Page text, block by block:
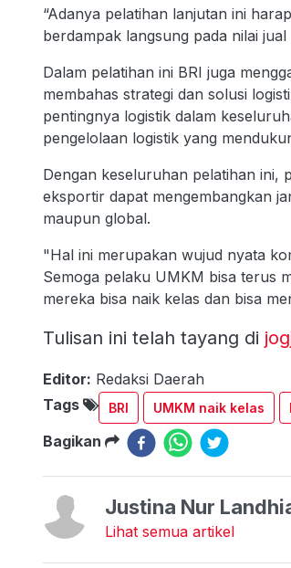
“Adanya pelatihan lanjutan ini
berdampak langsung pada nilai
Dalam pelatihan ini BRI juga
membahas strategi dan solusi
pentingnya logistik dalam
pengelolaan logistik yang
Dengan keseluruhan pelatihan ini,
eksportir dapat mengembangkan
maupun global.
"Hal ini merupakan wujud nyata
Semoga pelaku UMKM bisa terus
mereka bisa naik kelas dan bisa
Tulisan ini telah tayang di
Editor: Redaksi Daerah
Tags
BRI UMKM naik kelas
Bagikan
Justina Nur
Lihat semua artikel